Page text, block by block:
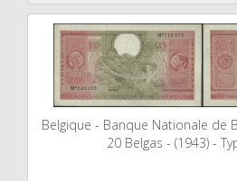
Belgique - Banque Nationale de
20 Belgas - (1943) -